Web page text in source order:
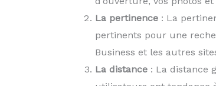
La pertinence: La
pertinents pour une
Business et les autres
La distance : La distance